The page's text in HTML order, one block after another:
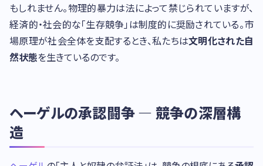
もしれません。物理的暴力は法によって禁じられていますが、
経済的・社会的な「生存競争」は制度的に奨励されている。市
場原理が社会全体を支配するとき、私たちは文明化された自
然状態を生きているのです。
ヘーゲルの承認闘争 — 競争の深層構
造